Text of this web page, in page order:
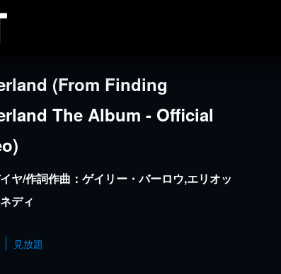
(From Finding
The Album - Official
ヤ/作詞作曲：ゲイリー・バーロウ,エリオッ
ディ
見放題